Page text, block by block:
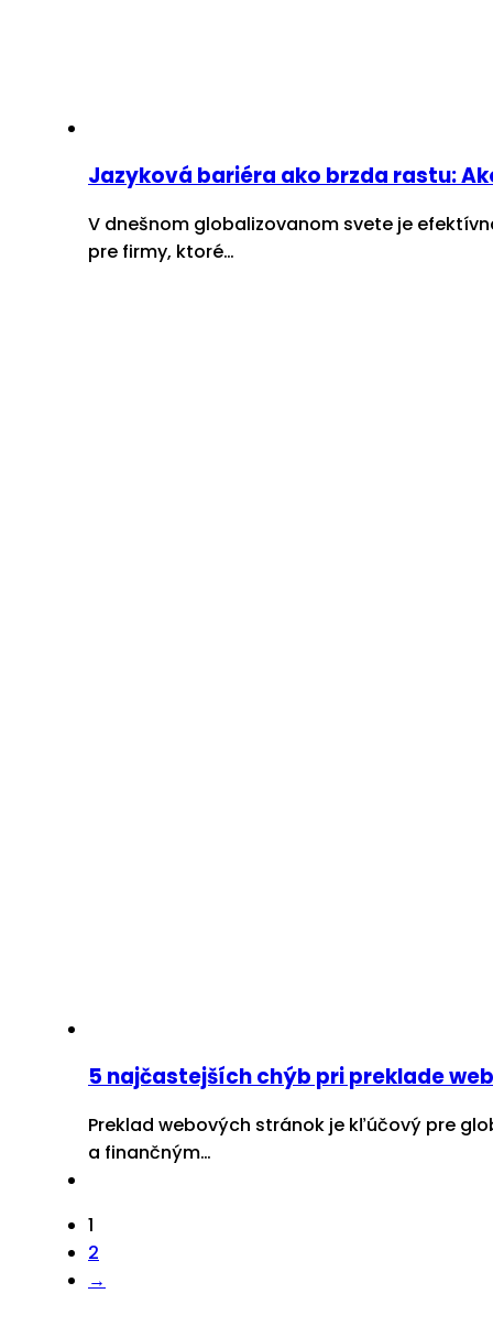
Jazyková bariéra ako brzda rastu:
V dnešnom globalizovanom svete je
pre firmy, ktoré…
5 najčastejších chýb pri preklade
Preklad webových stránok je kľúčový pre
a finančným…
1
2
→